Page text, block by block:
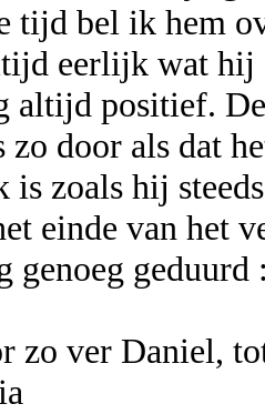
tijd bel ik hem
eerlijk wat hij
altijd positief.
zo door als dat
is zoals hij
einde van het
genoeg geduurd
zo ver Daniel,